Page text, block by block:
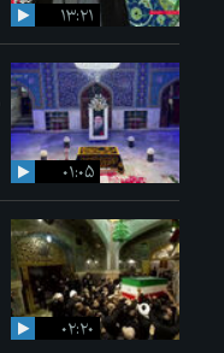
۱۳:۲۱
۰۱:۰۵
۰۲:۲۰